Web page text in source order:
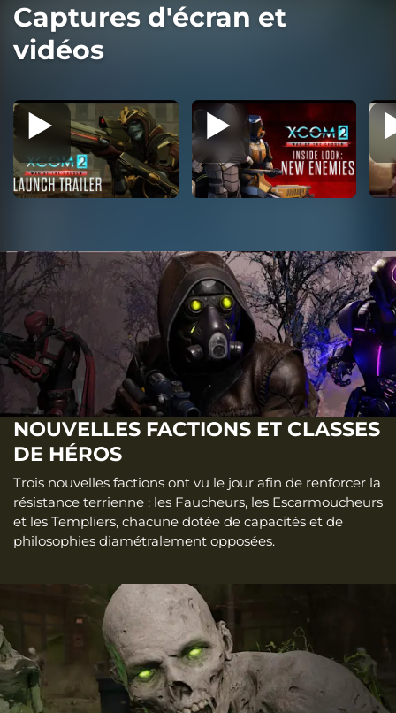
Captures d'écran et
vidéos
NOUVELLES FACTIONS ET CLASSES
DE HÉROS
Trois nouvelles factions ont vu le jour afin de renforcer la
résistance terrienne : les Faucheurs, les Escarmoucheurs
et les Templiers, chacune dotée de capacités et de
philosophies diamétralement opposées.